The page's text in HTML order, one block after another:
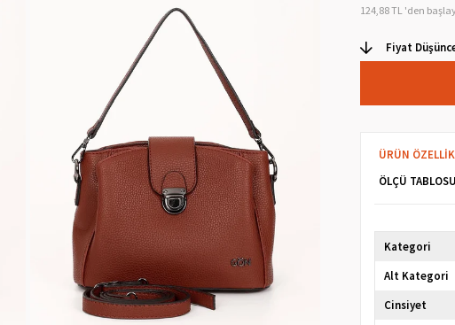
124,88 TL 'den
Fiyat
ÜRÜN
ÖLÇÜ TABLOSU
Kategori
Alt Kategori
Cinsiyet